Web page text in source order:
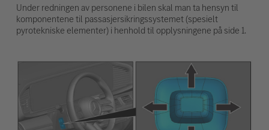
Under redningen av personene i bilen skal man ta hensyn til
komponentene til passasjersikringssystemet (spesielt
pyrotekniske elementer) i henhold til opplysningene på side 1.